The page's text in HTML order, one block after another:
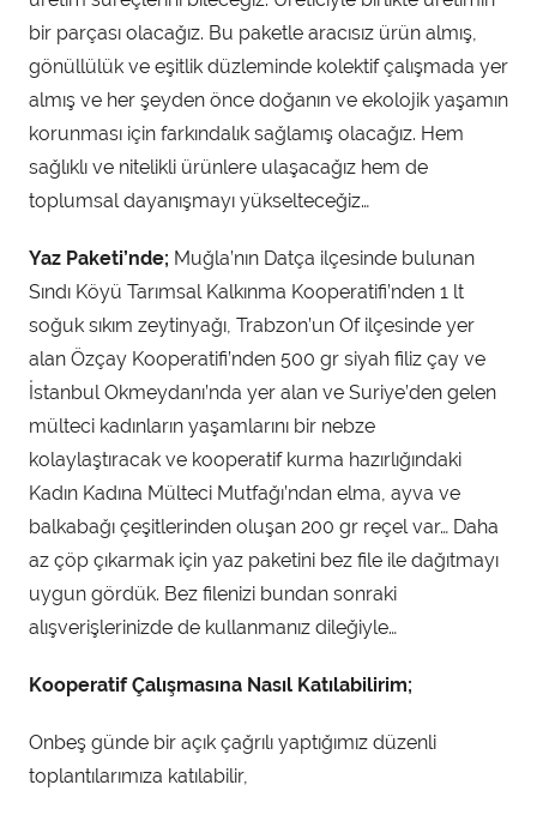
bir parçası olacağız. Bu paketle aracısız ürün almış,
gönüllülük ve eşitlik düzleminde kolektif çalışmada yer
almış ve her şeyden önce doğanın ve ekolojik yaşamın
korunması için farkındalık sağlamış olacağız. Hem
sağlıklı ve nitelikli ürünlere ulaşacağız hem de
toplumsal dayanışmayı yükselteceğiz…
Yaz Paketi’nde; Muğla’nın Datça ilçesinde bulunan
Sındı Köyü Tarımsal Kalkınma Kooperatifi’nden 1 lt
soğuk sıkım zeytinyağı, Trabzon’un Of ilçesinde yer
alan Özçay Kooperatifi’nden 500 gr siyah filiz çay ve
İstanbul Okmeydanı’nda yer alan ve Suriye’den gelen
mülteci kadınların yaşamlarını bir nebze
kolaylaştıracak ve kooperatif kurma hazırlığındaki
Kadın Kadına Mülteci Mutfağı’ndan elma, ayva ve
balkabağı çeşitlerinden oluşan 200 gr reçel var… Daha
az çöp çıkarmak için yaz paketini bez file ile dağıtmayı
uygun gördük. Bez filenizi bundan sonraki
alışverişlerinizde de kullanmanız dileğiyle…
Kooperatif Çalışmasına Nasıl Katılabilirim;
Onbeş günde bir açık çağrılı yaptığımız düzenli
toplantılarımıza katılabilir,